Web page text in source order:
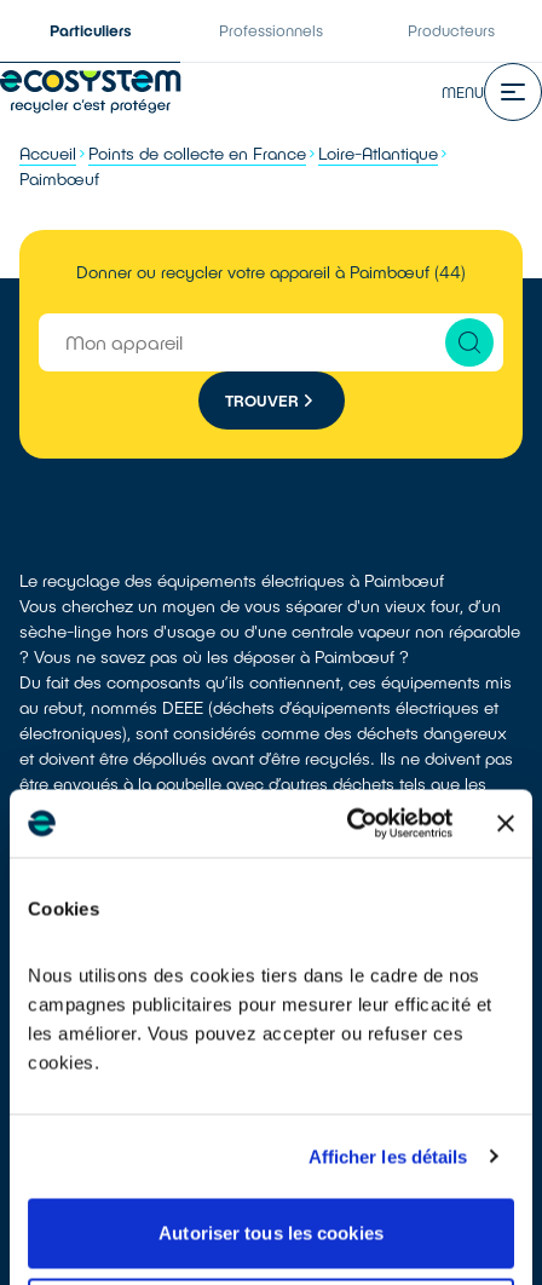
Cookies
Nous utilisons des cookies tiers dans le cadre de nos
campagnes publicitaires pour mesurer leur efficacité et
les améliorer. Vous pouvez accepter ou refuser ces
cookies.
Afficher les détails
Autoriser tous les cookies
Particuliers Professionnels Producteurs
MENU
Accueil Points de collecte en France
Loire-Atlantique
Paimbœuf
Donner ou recycler votre appareil à Paimbœuf (44)
TROUVER
Le recyclage des équipements électriques à Paimbœuf
Vous cherchez un moyen de vous séparer d'un vieux four, d’un
sèche-linge hors d'usage ou d'une centrale vapeur non réparable
? Vous ne savez pas où les déposer à Paimbœuf ?
Du fait des composants qu’ils contiennent, ces équipements mis
au rebut, nommés DEEE (déchets d’équipements électriques et
électroniques), sont considérés comme des déchets dangereux
et doivent être dépollués avant d’être recyclés. Ils ne doivent pas
être envoyés à la poubelle avec d’autres déchets tels que les
emballages ménagers, le mobilier usagé, les ordures
ménagères,... ! Leur dépollution et leur recyclage serait alors
vos vieux appareils électriques.
marche ou réparable
dépôt en déchetterie
reprise à la livraisonsi vous vous faites livrer un équipement de
même type neuf
nous remettent ensuite les appareils collectés afin que nous
La production d’appareils électriques neufs est émettrice de